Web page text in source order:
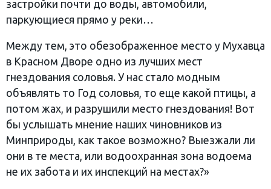
застройки почти до воды, автомобили,
паркующиеся прямо у реки…
Между тем, это обезображенное место у Мухавца
в Красном Дворе одно из лучших мест
гнездования соловья. У нас стало модным
объявлять то Год соловья, то еще какой птицы, а
потом жах, и разрушили место гнездования! Вот
бы услышать мнение наших чиновников из
Минприроды, как такое возможно? Выезжали ли
они в те места, или водоохранная зона водоема
не их забота и их инспекций на местах?»